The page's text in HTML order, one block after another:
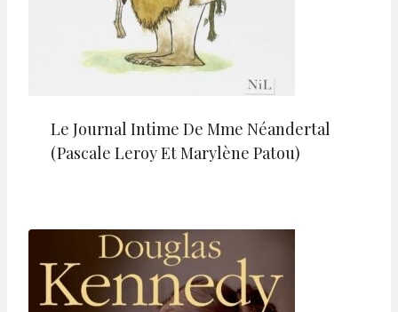
Le Journal Intime De Mme Néandertal
(Pascale Leroy Et Marylène Patou)